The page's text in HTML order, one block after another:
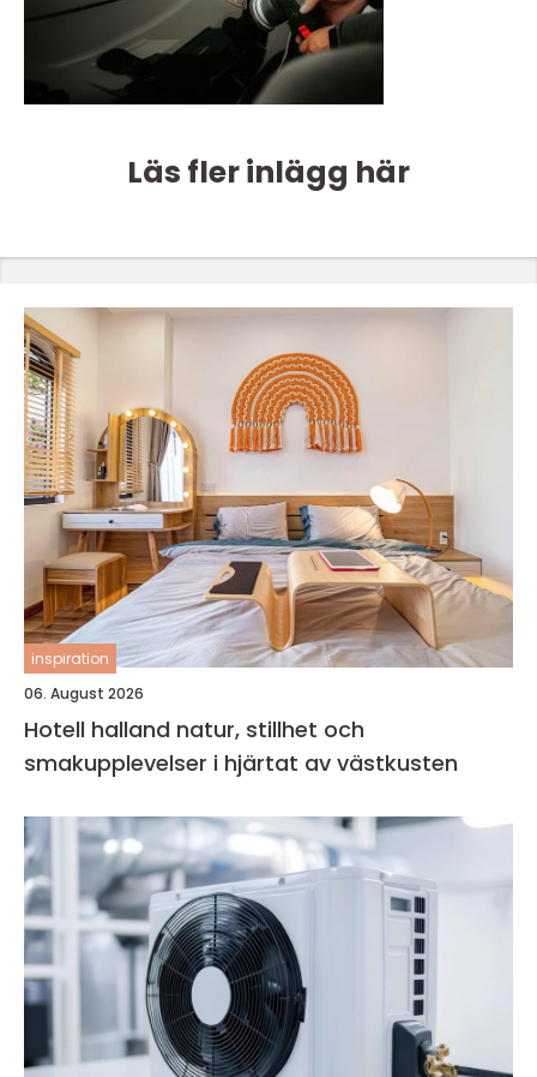
Läs fler inlägg här
inspiration
06. August 2026
Hotell halland natur, stillhet och
smakupplevelser i hjärtat av västkusten